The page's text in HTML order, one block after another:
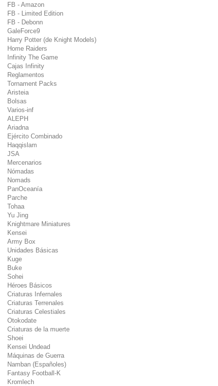
FB - Amazon
FB - Limited Edition
FB - Debonn
GaleForce9
Harry Potter (de Knight Models)
Home Raiders
Infinity The Game
Cajas Infinity
Reglamentos
Tornament Packs
Aristeia
Bolsas
Varios-inf
ALEPH
Ariadna
Ejército Combinado
Haqqislam
JSA
Mercenarios
Nómadas
Nomads
PanOceanía
Parche
Tohaa
Yu Jing
Knightmare Miniatures
Kensei
Army Box
Unidades Básicas
Kuge
Buke
Sohei
Héroes Básicos
Criaturas Infernales
Criaturas Terrenales
Criaturas Celestiales
Otokodate
Criaturas de la muerte
Shoei
Kensei Undead
Máquinas de Guerra
Namban (Españoles)
Fantasy Football-K
Kromlech